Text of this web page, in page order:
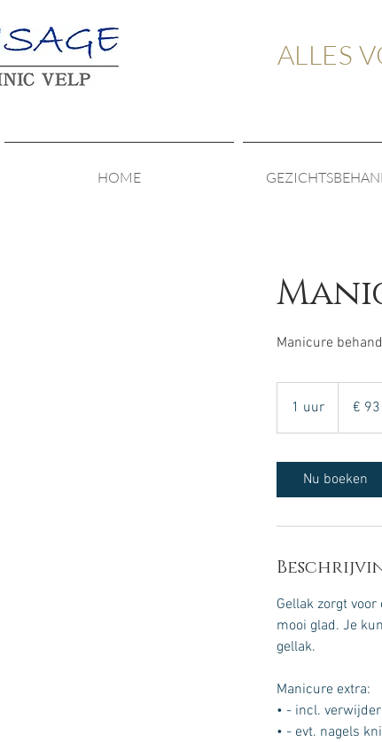
ALLES
HOME
Manicure
1 uur
u
€ 93
Nu boeken
Gellak zorgt
mooi glad. Je
gellak.
Manicure extra:
• - incl.
• - evt. nagels